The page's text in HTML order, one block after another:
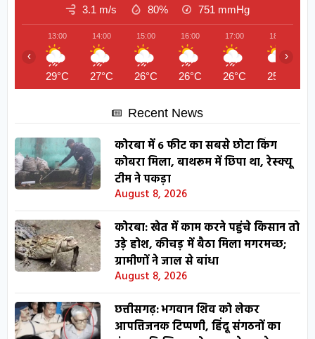
3.1 m/s 80% 751 mmHg
13:00
29°C
14:00
27°C
15:00
26°C
16:00
26°C
17:00
26°C
18:00
25°C
‹ ›
Recent News
कोरबा में 6 फीट का सबसे छोटा किंग
कोबरा मिला, बाथरूम में छिपा था, रेस्क्यू
टीम ने पकड़ा
August 8, 2026
कोरबा: खेत में काम करने पहुंचे किसान तो
उड़े होश, कीचड़ में बैठा मिला मगरमच्छ;
ग्रामीणों ने जाल से बांधा
August 8, 2026
छत्तीसगढ़: भगवान शिव को लेकर
आपत्तिजनक टिप्पणी, हिंदू संगठनों का